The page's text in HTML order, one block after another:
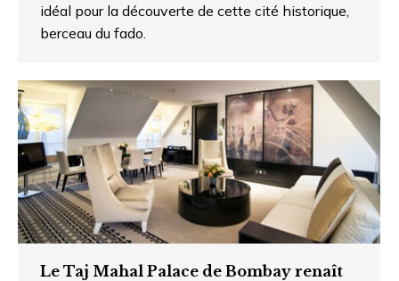
idéal pour la découverte de cette cité historique,
berceau du fado.
Le Taj Mahal Palace de Bombay renaît